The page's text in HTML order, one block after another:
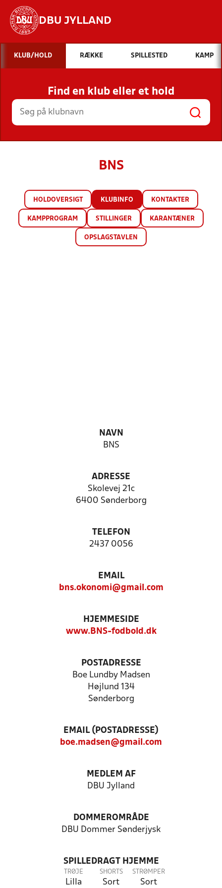
DBU JYLLAND
Hvad vil du søge efter?
INDHOLD OG NYHEDER
STILLINGER, RESULTATER, KLUBBER OG
HOLD
KLUB/HOLD RÆKKE SPILLESTED KAMP
Find en klub eller et hold
BNS
HOLDOVERSIGT KLUBINFO KONTAKTER
KAMPPROGRAM STILLINGER KARANTÆNER
OPSLAGSTAVLEN
NAVN
BNS
ADRESSE
Skolevej 21c
6400 Sønderborg
TELEFON
2437 0056
EMAIL
bns.okonomi@gmail.com
HJEMMESIDE
www.BNS-fodbold.dk
POSTADRESSE
Boe Lundby Madsen
Højlund 134
Sønderborg
EMAIL (POSTADRESSE)
boe.madsen@gmail.com
MEDLEM AF
DBU Jylland
DOMMEROMRÅDE
DBU Dommer Sønderjysk
SPILLEDRAGT HJEMME
TRØJE
Lilla
SHORTS
Sort
STRØMPER
Sort